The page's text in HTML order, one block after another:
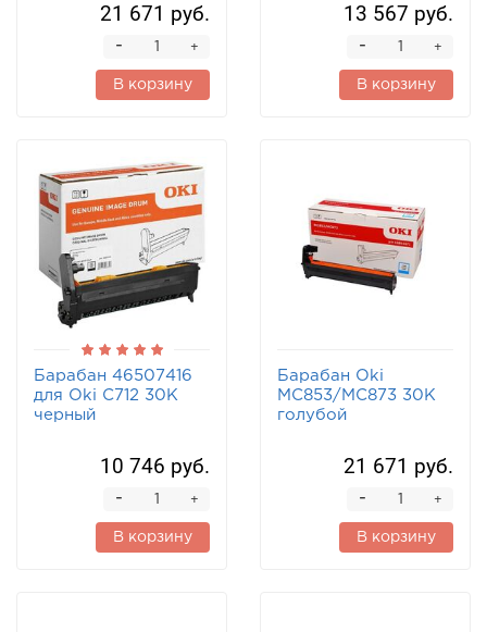
21 671 руб.
+
-
В корзину
13 567 руб.
+
-
В корзину
Барабан 46507416
для Oki C712 30K
черный
10 746 руб.
+
-
В корзину
Барабан Oki
MC853/MC873 30K
голубой
21 671 руб.
+
-
В корзину